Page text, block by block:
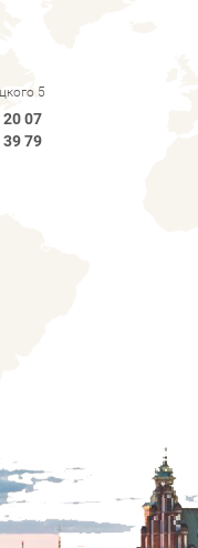
5
20 07
39 79